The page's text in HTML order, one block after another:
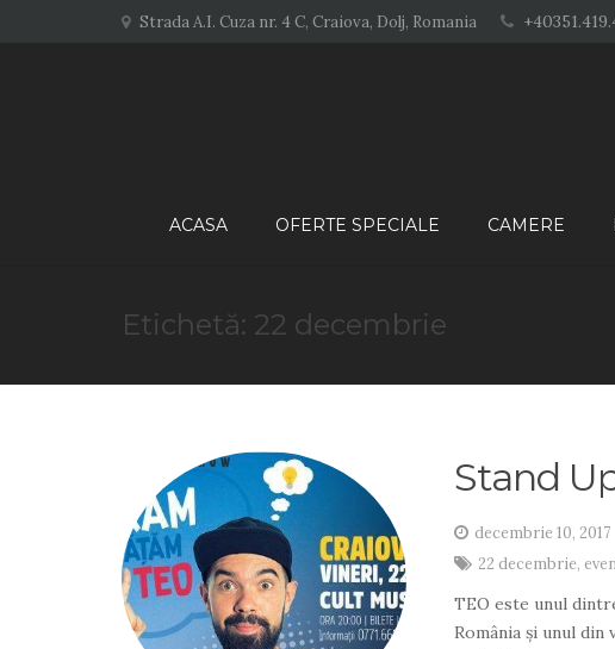
Strada A.I. Cuza nr. 4 C, Craiova, Dolj, Romania
ACASA OFERTE SPECIALE CAMERE
Etichetă: 22 decembrie
Stand
decembrie 10, 2017
22 decembrie,
TEO este unul
România și unul